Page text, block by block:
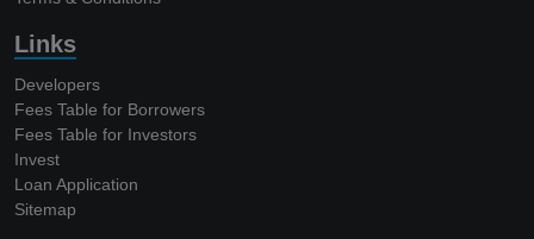
Links
Developers
Fees Table for Borrowers
Fees Table for Investors
Invest
Loan Application
Sitemap